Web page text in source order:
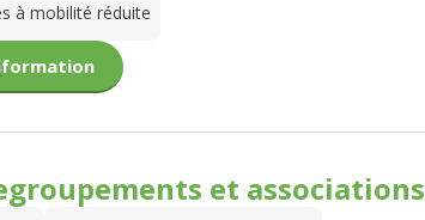
à mobilité réduite
et associations